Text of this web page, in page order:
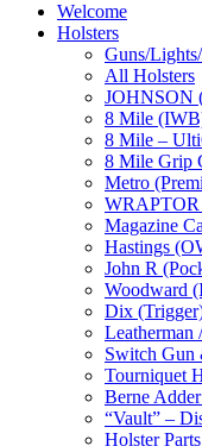
Welcome
Holsters
Guns/
All Holsters
JOHNSON
8 Mile
8 Mile –
8 Mile Grip
Metro
WRAPTOR
Magazine
Hastings
John R
Woodward
Dix
Leatherman
Switch Gun
Tourniquet
Berne
“Vault” –
Holster Parts